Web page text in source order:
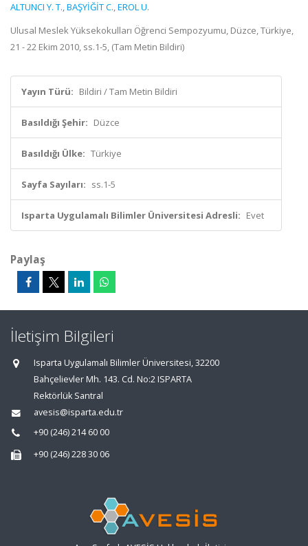
ALTUNCI Y. T.,BAŞYİĞİT C.,EROL U.
Ulusal Meslek Yüksekokulları Öğrenci Sempozyumu, Düzce, Türkiye,
21 - 22 Ekim 2010, ss.1-5, (Tam Metin Bildiri)
Yayın Türü: Bildiri / Tam Metin Bildiri
Basıldığı Şehir: Düzce
Basıldığı Ülke: Türkiye
Sayfa Sayıları: ss.1-5
Isparta Uygulamalı Bilimler Üniversitesi Adresli: Evet
Paylaş
İletişim Bilgileri
Isparta Uygulamalı Bilimler Üniversitesi, 32200
Bahçelievler Mh. 143. Cd. No:2 ISPARTA
Rektörlük Santral
avesis@isparta.edu.tr
+90 (246) 214 60 00
+90 (246) 228 30 06